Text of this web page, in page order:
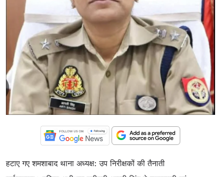
हटाए गए शमशाबाद थाना अध्यक्ष: उप निरीक्षकों की तैनाती